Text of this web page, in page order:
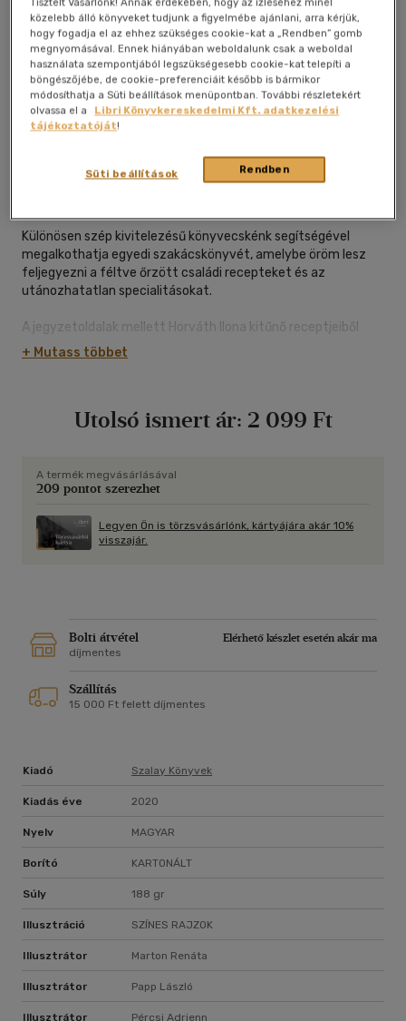
Kívánságlistához adom
Különösen szép kivitelezésű könyvecskénk segítségével
megalkothatja egyedi szakácskönyvét, amelybe öröm lesz
feljegyezni a féltve őrzött családi recepteket és az
utánozhatatlan specialitásokat.
A jegyzetoldalak mellett Horváth Ilona kitűnő receptjeiből
talál válogatást néhány igazi klasszikussal, mint például a
messze földön híres gulyásleves, töltött káposzta, bejgli vagy
+ Mutass többet
Utolsó ismert ár: 2 099 Ft
A termék megvásárlásával
209 pontot szerezhet
Legyen Ön is törzsvásárlónk, kártyájára akár 10%
visszajár.
Bolti átvétel
Elérhető készlet esetén akár ma
díjmentes
Szállítás
15 000 Ft felett díjmentes
Kiadó Szalay Könyvek
Kiadás éve 2020
Nyelv MAGYAR
Borító KARTONÁLT
Súly 188 gr
Illusztráció SZÍNES RAJZOK
Illusztrátor Marton Renáta
Illusztrátor Papp László
Illusztrátor Pércsi Adrienn
közelebb álló könyveket tudjunk a figyelmébe ajánlani, arra kérjük,
hogy fogadja el az ehhez szükséges cookie-kat a „Rendben” gomb
megnyomásával. Ennek hiányában weboldalunk csak a weboldal
használata szempontjából legszükségesebb cookie-kat telepíti a
böngészőjébe, de cookie-preferenciáit később is bármikor
módosíthatja a Süti beállítások menüpontban. További részletekért
olvassa el a
Libri Könyvkereskedelmi Kft. adatkezelési
tájékoztatóját!
Rendben
Süti beállítások